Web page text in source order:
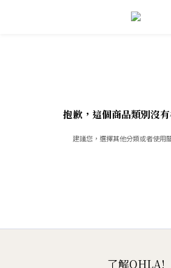
抱歉，這個商品類別沒
建議您，選擇其他分類或者使用
了解OHLA!